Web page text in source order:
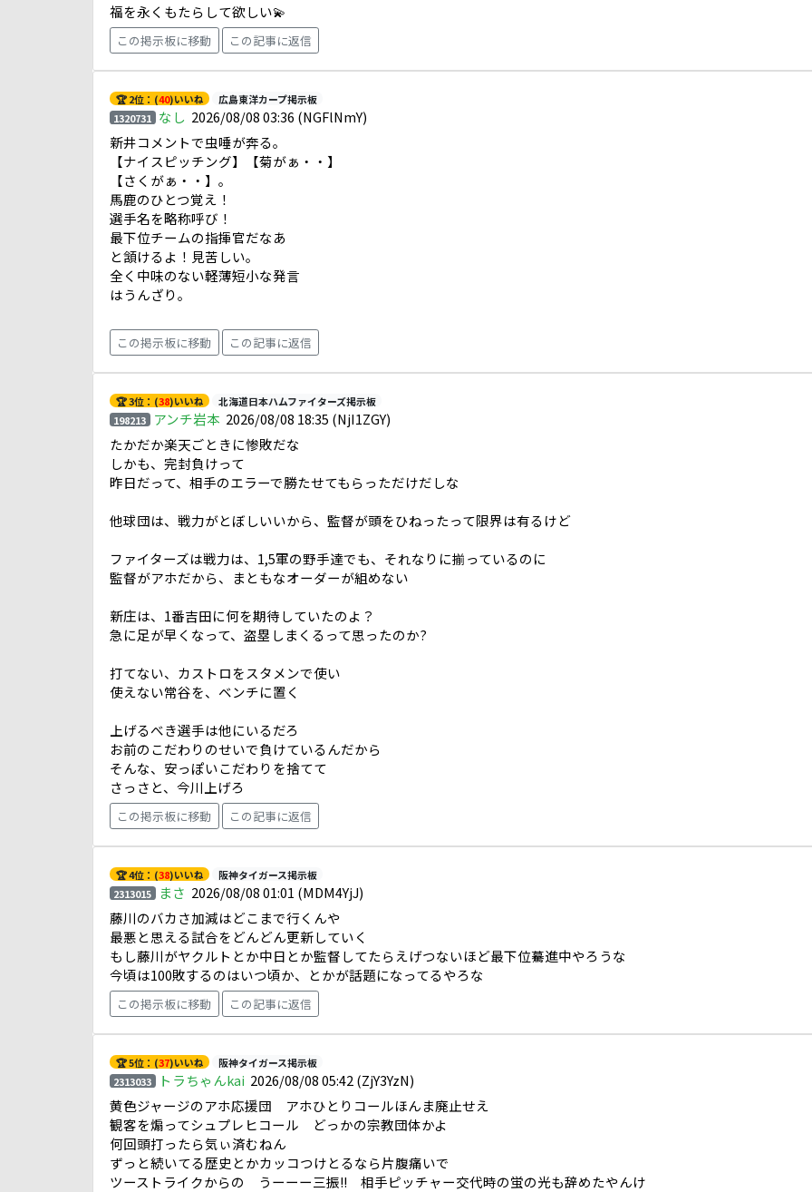
福を永くもたらして欲しい💫
この掲示板に移動 この記事に返信
🏆 2位：(40)いいね
広島東洋カープ掲示板
1320731 なし 2026/08/08 03:36 (NGFlNmY)
新井コメントで虫唾が奔る。
【ナイスピッチング】【菊がぁ・・】
【さくがぁ・・】。
馬鹿のひとつ覚え！
選手名を略称呼び！
最下位チームの指揮官だなあ
と頷けるよ！見苦しい。
全く中味のない軽薄短小な発言
はうんざり。
この掲示板に移動 この記事に返信
🏆 3位：(38)いいね
北海道日本ハムファイターズ掲示板
198213
アンチ岩本 2026/08/08 18:35 (NjI1ZGY)
たかだか楽天ごときに惨敗だな
しかも、完封負けって
昨日だって、相手のエラーで勝たせてもらっただけだしな
他球団は、戦力がとぼしいいから、監督が頭をひねったって限界は有るけど
ファイターズは戦力は、1,5軍の野手達でも、それなりに揃っているのに
監督がアホだから、まともなオーダーが組めない
新庄は、1番吉田に何を期待していたのよ？
急に足が早くなって、盗塁しまくるって思ったのか?
打てない、カストロをスタメンで使い
使えない常谷を、ベンチに置く
上げるべき選手は他にいるだろ
お前のこだわりのせいで負けているんだから
そんな、安っぽいこだわりを捨てて
さっさと、今川上げろ
この掲示板に移動 この記事に返信
🏆 4位：(38)いいね
阪神タイガース掲示板
2313015
まさ 2026/08/08 01:01 (MDM4YjJ)
藤川のバカさ加減はどこまで行くんや
最悪と思える試合をどんどん更新していく
もし藤川がヤクルトとか中日とか監督してたらえげつないほど最下位驀進中やろうな
今頃は100敗するのはいつ頃か、とかが話題になってるやろな
この掲示板に移動 この記事に返信
🏆 5位：(37)いいね
阪神タイガース掲示板
2313033
トラちゃんkai 2026/08/08 05:42(ZjY3YzN)
黄色ジャージのアホ応援団 アホひとりコールほんま廃止せえ
観客を煽ってシュプレヒコール どっかの宗教団体かよ
何回頭打ったら気ぃ済むねん
ずっと続いてる歴史とかカッコつけとるなら片腹痛いで
ツーストライクからの うーーー三振!! 相手ピッチャー交代時の蛍の光も辞めたやんけ